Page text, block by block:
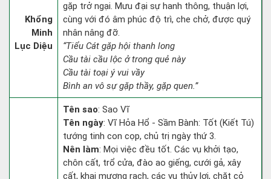
Khổng
Minh
Lục Diệu
gặp trở ngại. Mưu đại sự hanh thông, thuận lợi,
cùng với đó âm phúc độ trì, che chở, được quý
nhân nâng đỡ.
“Tiểu Cát gặp hội thanh long
Cầu tài cầu lộc ở trong quẻ này
Cầu tài toại ý vui vầy
Bình an vô sự gặp thầy, gặp quen.”
Tên sao: Sao Vĩ
Tên ngày: Vĩ Hỏa Hổ - Sầm Bành: Tốt (Kiết Tú)
tướng tinh con cọp, chủ trị ngày thứ 3.
Nên làm: Mọi việc đều tốt. Các vụ khởi tạo,
chôn cất, trổ cửa, đào ao giếng, cưới gả, xây
cất, khai mương rạch, các vụ thủy lợi, chặt cỏ